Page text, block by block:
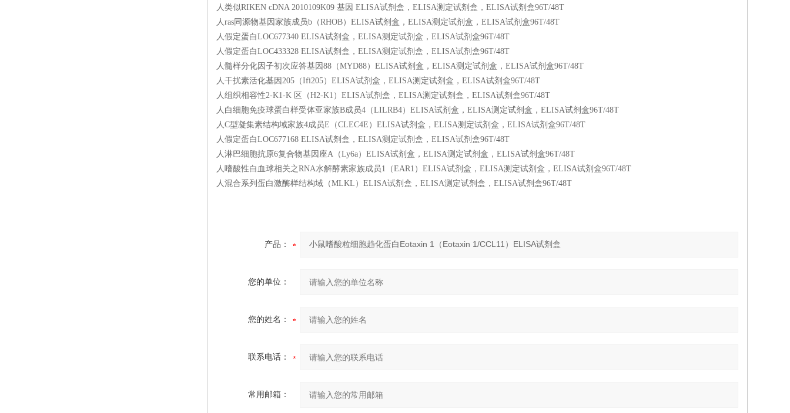
人类似RIKEN cDNA 2010109K09 基因 ELISA试剂盒，ELISA测定试剂盒，ELISA试剂盒96T/48T
人ras同源物基因家族成员b（RHOB）ELISA试剂盒，ELISA测定试剂盒，ELISA试剂盒96T/48T
人假定蛋白LOC677340 ELISA试剂盒，ELISA测定试剂盒，ELISA试剂盒96T/48T
人假定蛋白LOC433328 ELISA试剂盒，ELISA测定试剂盒，ELISA试剂盒96T/48T
人髓样分化因子初次应答基因88（MYD88）ELISA试剂盒，ELISA测定试剂盒，ELISA试剂盒96T/48T
人干扰素活化基因205（Ifi205）ELISA试剂盒，ELISA测定试剂盒，ELISA试剂盒96T/48T
人组织相容性2-K1-K 区（H2-K1）ELISA试剂盒，ELISA测定试剂盒，ELISA试剂盒96T/48T
人白细胞免疫球蛋白样受体亚家族B成员4（LILRB4）ELISA试剂盒，ELISA测定试剂盒，ELISA试剂盒96T/48T
人C型凝集素结构域家族4成员E（CLEC4E）ELISA试剂盒，ELISA测定试剂盒，ELISA试剂盒96T/48T
人假定蛋白LOC677168 ELISA试剂盒，ELISA测定试剂盒，ELISA试剂盒96T/48T
人淋巴细胞抗原6复合物基因座A（Ly6a）ELISA试剂盒，ELISA测定试剂盒，ELISA试剂盒96T/48T
人嗜酸性白血球相关之RNA水解酵素家族成员1（EAR1）ELISA试剂盒，ELISA测定试剂盒，ELISA试剂盒96T/48T
人混合系列蛋白激酶样结构域（MLKL）ELISA试剂盒，ELISA测定试剂盒，ELISA试剂盒96T/48T
产品：
您的单位：
您的姓名：
联系电话：
常用邮箱：